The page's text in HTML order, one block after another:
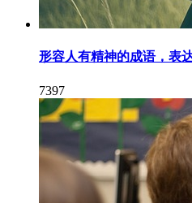
形容人有精神的成语，表
7397